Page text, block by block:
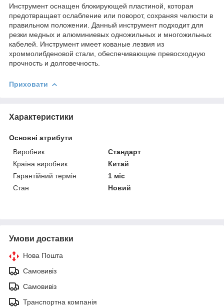
Инструмент оснащен блокирующей пластиной, которая
предотвращает ослабление или поворот, сохраняя челюсти в
правильном положении. Данный инструмент подходит для
резки медных и алюминиевых одножильных и многожильных
кабелей. Инструмент имеет кованые лезвия из
хроммолибденовой стали, обеспечивающие превосходную
прочность и долговечность.
Приховати
Характеристики
Основні атрибути
Виробник
Стандарт
Країна виробник
Китай
Гарантійний термін
1 міс
Стан
Новий
Умови доставки
Нова Пошта
Самовивіз
Самовивіз
Транспортна компанія